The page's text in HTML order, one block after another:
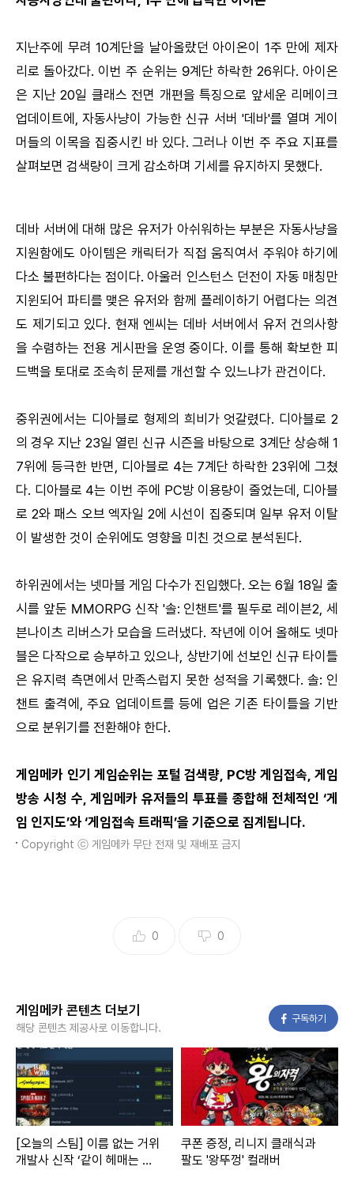
지난주에 무려 10계단을 날아올랐던 아이온이 1주 만에 제자
리로 돌아갔다. 이번 주 순위는 9계단 하락한 26위다. 아이온
은 지난 20일 클래스 전면 개편을 특징으로 앞세운 리메이크
업데이트에, 자동사냥이 가능한 신규 서버 '데바'를 열며 게이
머들의 이목을 집중시킨 바 있다. 그러나 이번 주 주요 지표를
살펴보면 검색량이 크게 감소하며 기세를 유지하지 못했다.
데바 서버에 대해 많은 유저가 아쉬워하는 부분은 자동사냥을
지원함에도 아이템은 캐릭터가 직접 움직여서 주워야 하기에
다소 불편하다는 점이다. 아울러 인스턴스 던전이 자동 매칭만
지윈되어 파티를 맺은 유저와 함께 플레이하기 어렵다는 의견
도 제기되고 있다. 현재 엔씨는 데바 서버에서 유저 건의사항
을 수렴하는 전용 게시판을 운영 중이다. 이를 통해 확보한 피
드백을 토대로 조속히 문제를 개선할 수 있느냐가 관건이다.
중위권에서는 디아블로 형제의 희비가 엇갈렸다. 디아블로 2
의 경우 지난 23일 열린 신규 시즌을 바탕으로 3계단 상승해 1
7위에 등극한 반면, 디아블로 4는 7계단 하락한 23위에 그쳤
다. 디아블로 4는 이번 주에 PC방 이용량이 줄었는데, 디아블
로 2와 패스 오브 엑자일 2에 시선이 집중되며 일부 유저 이탈
이 발생한 것이 순위에도 영향을 미친 것으로 분석된다.
하위권에서는 넷마블 게임 다수가 진입했다. 오는 6월 18일 출
시를 앞둔 MMORPG 신작 '솔: 인챈트'를 필두로 레이븐2, 세
븐나이츠 리버스가 모습을 드러냈다. 작년에 이어 올해도 넷마
블은 다작으로 승부하고 있으나, 상반기에 선보인 신규 타이틀
은 유지력 측면에서 만족스럽지 못한 성적을 기록했다. 솔: 인
챈트 출격에, 주요 업데이트를 등에 업은 기존 타이틀을 기반
으로 분위기를 전환해야 한다.
게임메카 인기 게임순위는 포털 검색량, PC방 게임접속, 게임
방송 시청 수, 게임메카 유저들의 투표를 종합해 전체적인 ‘게
임 인지도’와 ‘게임접속 트래픽’을 기준으로 집계됩니다.
Copyright ⓒ 게임메카 무단 전재 및 재배포 금지
0 0
게임메카 콘텐츠 더보기
해당 콘텐츠 제공사로 이동합니다.
구독하기
[오늘의 스팀] 이름 없는 거위
개발사 신작 ‘같이 헤매는 게
쿠폰 증정, 리니지 클래식과
팔도 '왕뚜껑' 컬래버